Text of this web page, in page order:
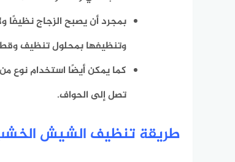
بمجرد أن يصبح الزجاج نظيفًا
وتنظيفها بمحلول تنظيف
كما يمكن أيضًا استخدام نوع
تصل إلى الحواف.
طريقة تنظيف الشيش